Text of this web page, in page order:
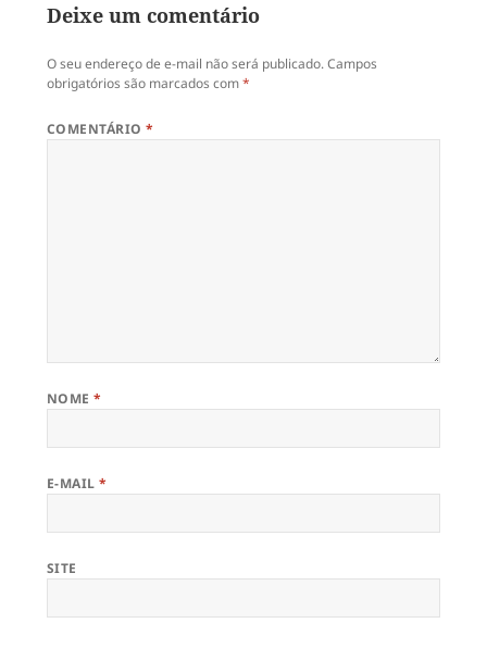
Deixe um comentário
O seu endereço de e-mail não será publicado.Campos
obrigatórios são marcados com*
COMENTÁRIO*
NOME*
E-MAIL*
SITE